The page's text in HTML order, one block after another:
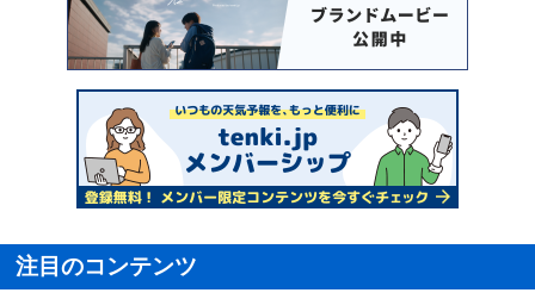
注目のコンテンツ